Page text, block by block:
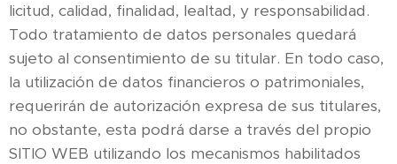
licitud, calidad, finalidad, lealtad, y responsabilidad.
Todo tratamiento de datos personales quedará
sujeto al consentimiento de su titular. En todo caso,
la utilización de datos financieros o patrimoniales,
requerirán de autorización expresa de sus titulares,
no obstante, esta podrá darse a través del propio
SITIO WEB utilizando los mecanismos habilitados